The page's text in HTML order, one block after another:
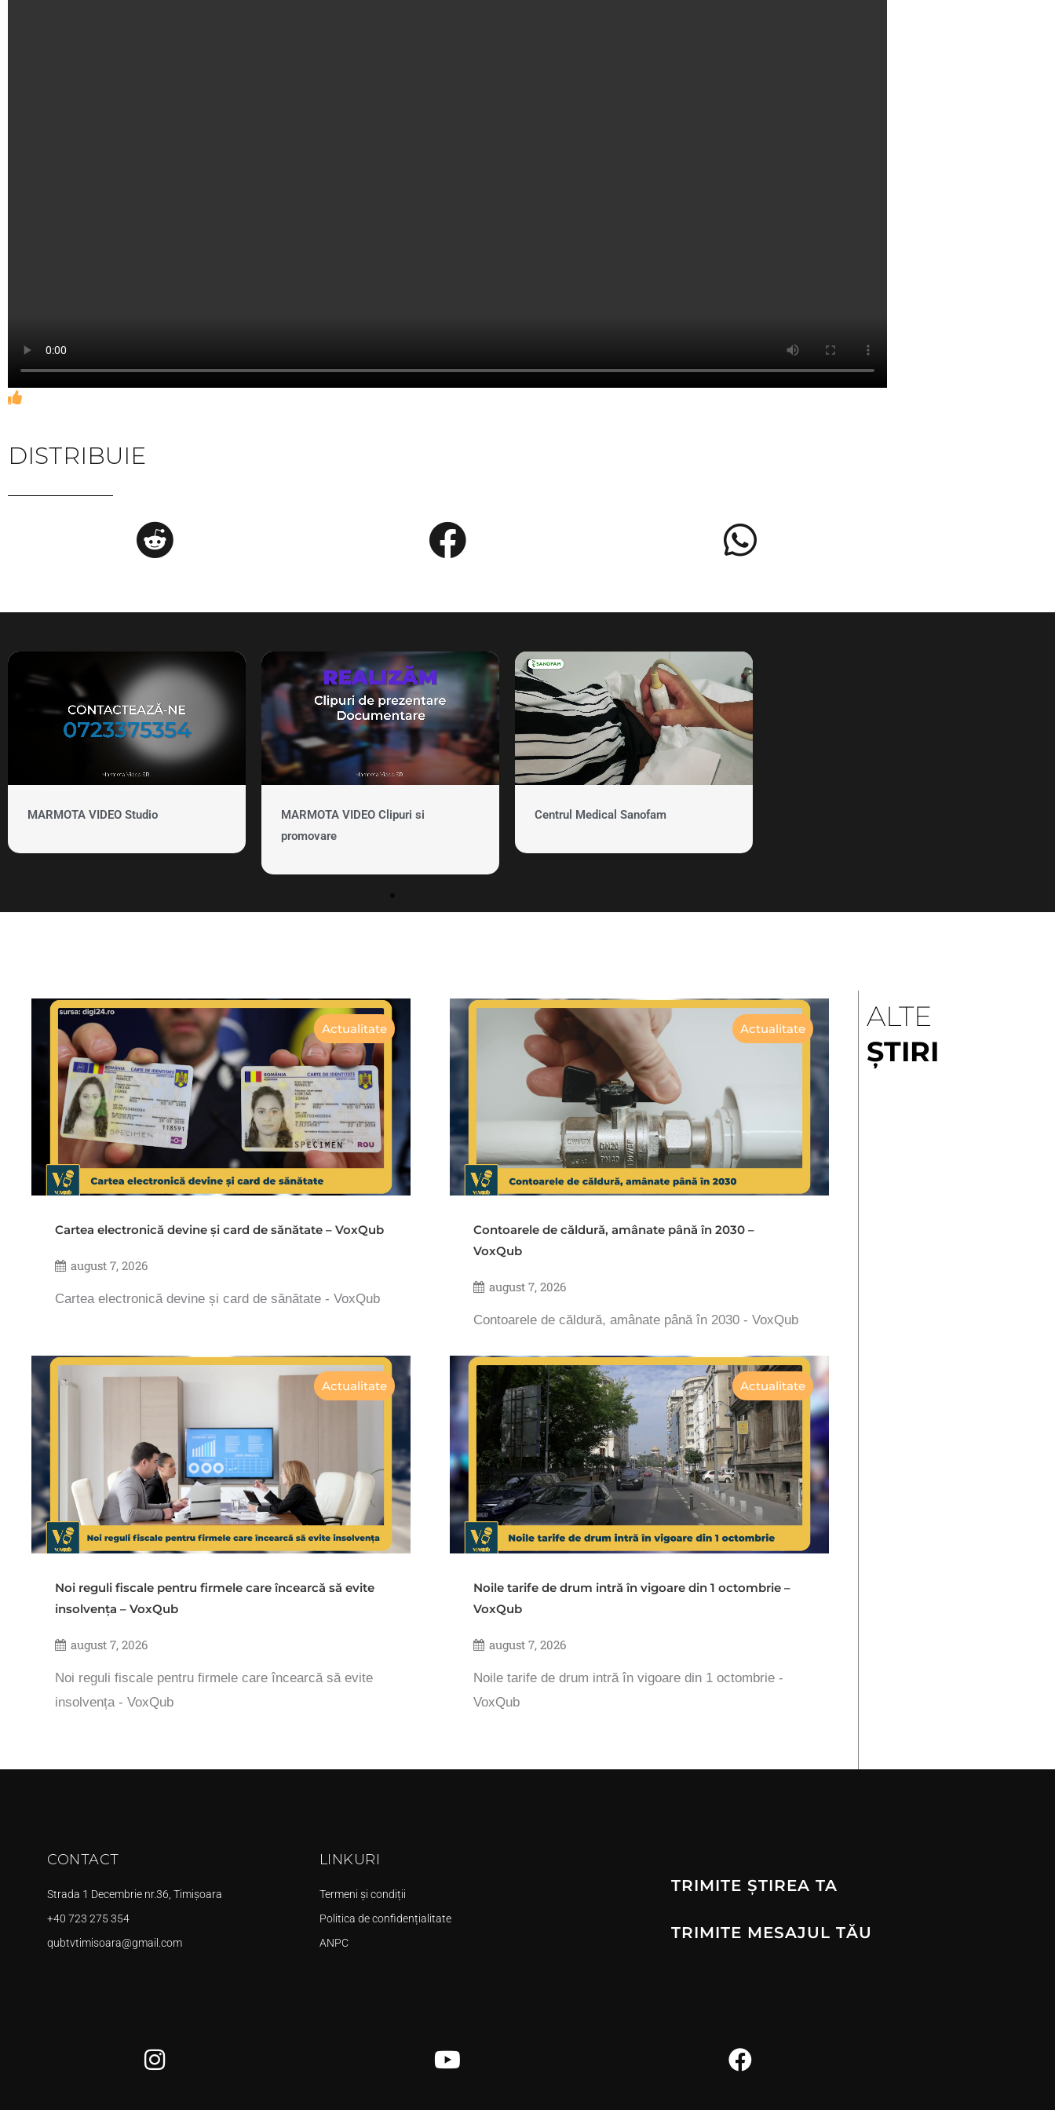
DISTRIBUIE
MARMOTA VIDEO Studio
MARMOTA VIDEO Clipuri si
promovare
Centrul Medical Sanofam
Actualitate
Cartea electronică devine și card de sănătate – VoxQub
august 7, 2026
Cartea electronică devine și card de sănătate - VoxQub
Actualitate
Contoarele de căldură, amânate până în 2030 –
VoxQub
august 7, 2026
Contoarele de căldură, amânate până în 2030 - VoxQub
Actualitate
Noi reguli fiscale pentru firmele care încearcă să evite
insolvența – VoxQub
august 7, 2026
Noi reguli fiscale pentru firmele care încearcă să evite
insolvența - VoxQub
Actualitate
Noile tarife de drum intră în vigoare din 1 octombrie –
VoxQub
august 7, 2026
Noile tarife de drum intră în vigoare din 1 octombrie -
VoxQub
ALTE
ȘTIRI
CONTACT
Strada 1 Decembrie nr.36, Timișoara
+40 723 275 354
qubtvtimisoara@gmail.com
LINKURI
Termeni și condiții
Politica de confidențialitate
ANPC
TRIMITE ȘTIREA TA
TRIMITE MESAJUL TĂU